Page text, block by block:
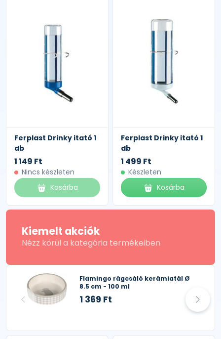
Ferplast Drinky itató 1
db
1 149 Ft
Nincs készleten
Kosárba
Ferplast Drinky itató 1
db
1 499 Ft
Készleten
Kosárba
Kiemelt akciók
Nézz körül a kategória termékeiben
Flamingo rágcsáló kerámiatál Ø
8.5 cm - 100 ml
1 369 Ft